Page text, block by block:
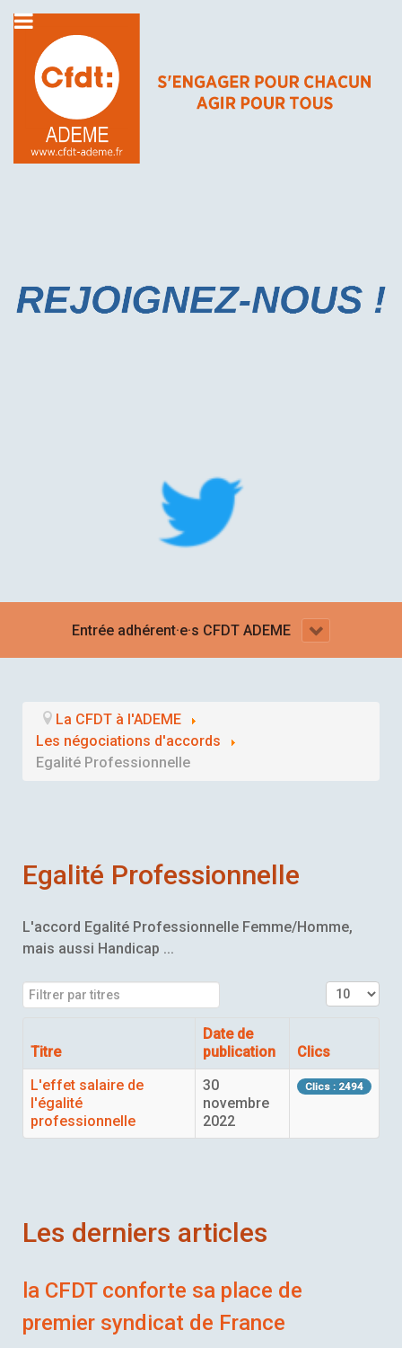
Entrée adhérent·e·s CFDT ADEME
La CFDT à l'ADEME
Les négociations d'accords
Egalité Professionnelle
Egalité Professionnelle
L'accord Egalité Professionnelle Femme/Homme,
mais aussi Handicap ...
Filtrer par titres Affichage
Titre
Date de
publication
Clics
L'effet salaire de
l'égalité
professionnelle
30
novembre
2022
Clics : 2494
Les derniers articles
la CFDT conforte sa place de
premier syndicat de France